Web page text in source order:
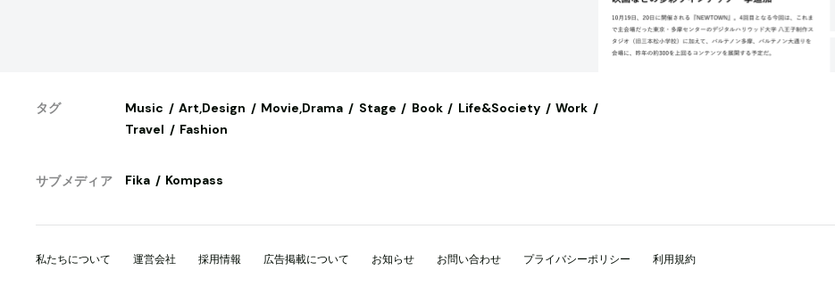
タグ Music Art,Design Movie,Drama Stage Book Life&Society
Work
Travel
Fashion
サブメディア Fika Kompass
私たちについて 運営会社 採用情報 広告掲載について お知らせ お問い合わせ プライバシーポリシー 利用規約